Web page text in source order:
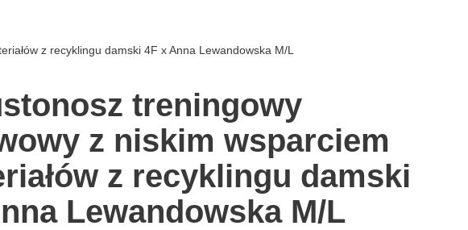
z recyklingu damski 4F x Anna Lewandowska M/L
treningowy
z niskim wsparciem
z recyklingu damski
Lewandowska M/L